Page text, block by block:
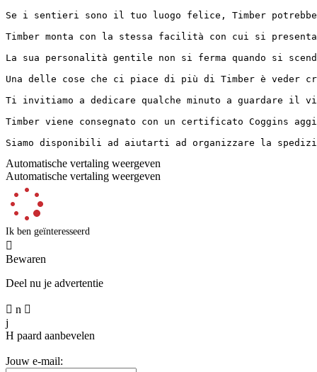
Se i sentieri sono il tuo luogo felice, Timber
Timber monta con la stessa facilità con cui si
La sua personalità gentile non si ferma quando si
Una delle cose che ci piace di più di Timber è veder
Ti invitiamo a dedicare qualche minuto a guardare il
Timber viene consegnato con un certificato Coggins
Siamo disponibili ad aiutarti ad organizzare la
Automatische vertaling weergeven
Automatische vertaling weergeven
Ik ben geïnteresseerd

Bewaren
Deel nu je advertentie
 n 
j
H paard aanbevelen
Jouw e-mail: